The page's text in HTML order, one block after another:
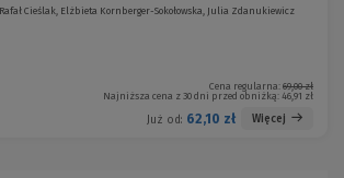
Rafał Cieślak, Elżbieta Kornberger-Sokołowska, Julia Zdanukiewicz
Cena regularna: 69,00 zł
Najniższa cena z 30 dni przed obniżką: 46,91 zł
Już od: 62,10 zł Więcej